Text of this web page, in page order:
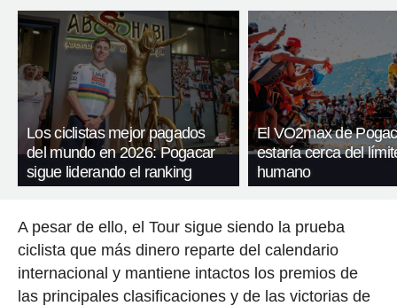
Los ciclistas mejor pagados
del mundo en 2026: Pogacar
sigue liderando el ranking
El VO2max de
estaría cerca del
humano
A pesar de ello, el Tour sigue siendo la prueba
ciclista que más dinero reparte del calendario
internacional y mantiene intactos los premios de
las principales clasificaciones y de las victorias de